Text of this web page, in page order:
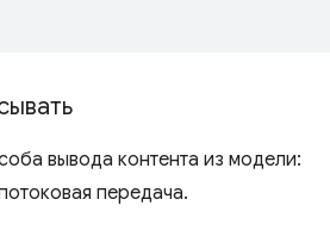
вывода контента из модели:
передача.